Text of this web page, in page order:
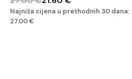
Najniža cijena u prethodnih 30 dana:
27.00€